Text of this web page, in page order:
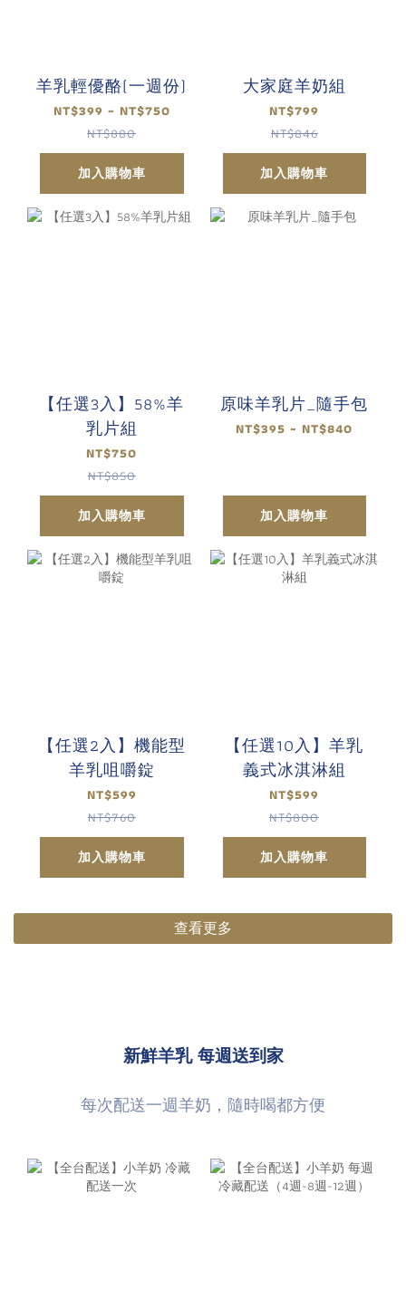
羊乳輕優酪(一週份)
NT$399 ~ NT$750
NT$880
加入購物車
大家庭羊奶組
NT$799
NT$846
加入購物車
【任選3入】58%羊
乳片組
NT$750
NT$850
加入購物車
原味羊乳片_隨手包
NT$395 ~ NT$840
加入購物車
【任選2入】機能型
羊乳咀嚼錠
NT$599
NT$760
加入購物車
【任選10入】羊乳
義式冰淇淋組
NT$599
NT$800
加入購物車
查看更多
新鮮羊乳 每週送到家
每次配送一週羊奶，隨時喝都方便